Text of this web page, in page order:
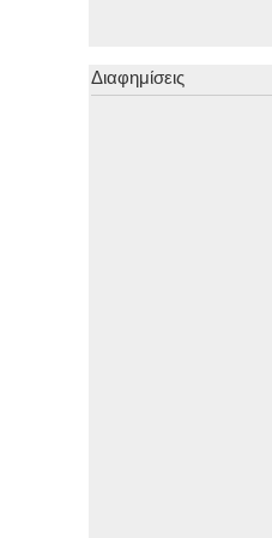
Διαφημίσεις